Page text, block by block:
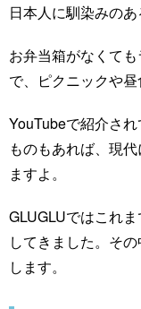
日本人に馴染みのあ
お弁当箱がなくて
で、ピクニックや昼
YouTubeで紹介さ
ものもあれば、現
ますよ。
GLUGLUではこれ
してきました。そ
します。